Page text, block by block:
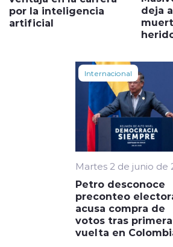
por la inteligencia
artificial
deja
Internacional
Martes 2 de junio de
Petro desconoce
preconteo
acusa compra de
votos tras primera
vuelta en